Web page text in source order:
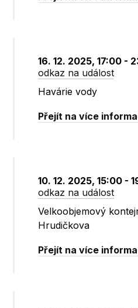
16. 12. 2025, 17:00 -
odkaz na událost
Havárie vody
Přejít na více
10. 12. 2025, 15:00 -
odkaz na událost
Velkoobjemový
Hrudičkova
Přejít na více